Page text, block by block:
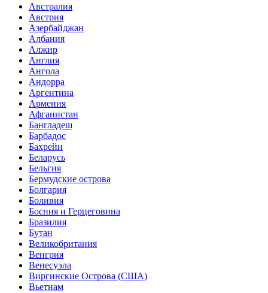
Австралия
Австрия
Азербайджан
Албания
Алжир
Англия
Ангола
Андорра
Аргентина
Армения
Афганистан
Бангладеш
Барбадос
Бахрейн
Беларусь
Бельгия
Бермудские острова
Болгария
Боливия
Босния и Герцеговина
Бразилия
Бутан
Великобритания
Венгрия
Венесуэла
Виргинские Острова (США)
Вьетнам